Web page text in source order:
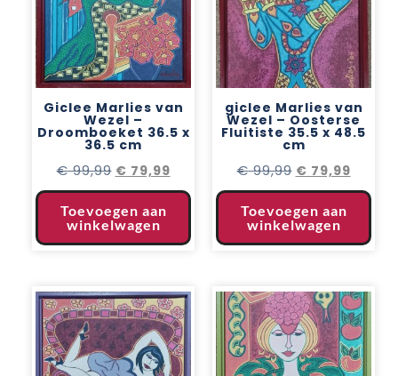
Giclee Marlies van
Wezel –
Droomboeket 36.5 x
36.5 cm
€99,99 € 79,99
Toevoegen aan
winkelwagen
giclee Marlies van
Wezel – Oosterse
Fluitiste 35.5 x 48.5
cm
€99,99 € 79,99
Toevoegen aan
winkelwagen